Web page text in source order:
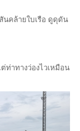
นคล้ายใบเรือ ดูดุดัน
ท่าทางว่องไวเหมือน